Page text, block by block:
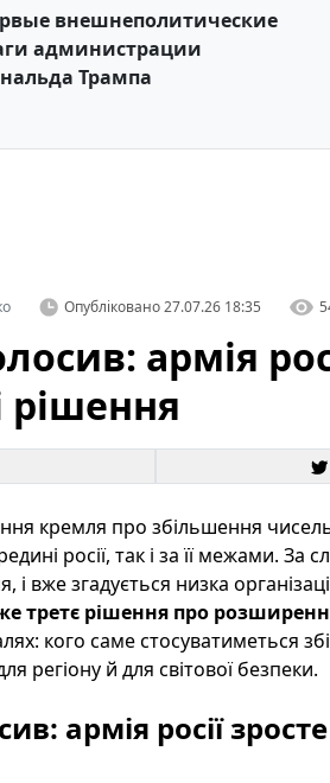
внешнеполитические
администрации
Трампа
Опубліковано27.07.26 18:35
армія
рішення
кремля про збільшення
росії, так і за її межами. За
і вже згадується низка
третє рішення про
кого саме стосуватиметься
регіону й для світової безпеки.
армія росії